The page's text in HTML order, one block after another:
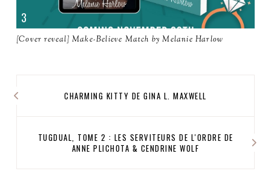
[Cover reveal] Make-Believe Match by Melanie Harlow
CHARMING KITTY DE GINA L. MAXWELL
TUGDUAL, TOME 2 : LES SERVITEURS DE L'ORDRE DE
ANNE PLICHOTA & CENDRINE WOLF